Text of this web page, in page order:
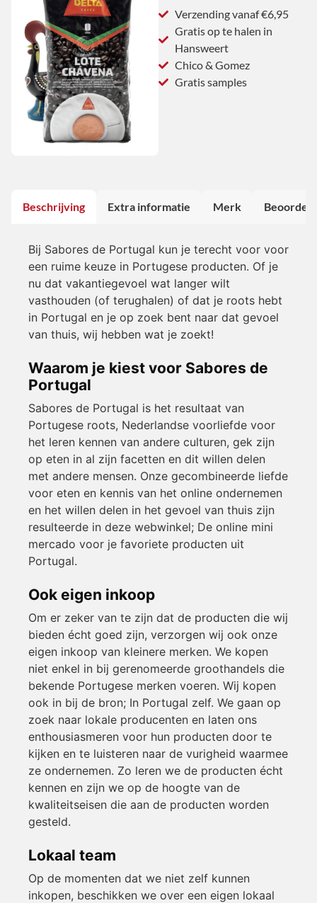
Verzending vanaf €6,95
Gratis op te halen in
Hansweert
Chico & Gomez
Gratis samples
Beschrijving Extra informatie Merk
Bij Sabores de Portugal kun je terecht voor voor
een ruime keuze in Portugese producten. Of je
nu dat vakantiegevoel wat langer wilt
vasthouden (of terughalen) of dat je roots hebt
in Portugal en je op zoek bent naar dat gevoel
van thuis, wij hebben wat je zoekt!
Waarom je kiest voor Sabores de
Portugal
Sabores de Portugal is het resultaat van
Portugese roots, Nederlandse voorliefde voor
het leren kennen van andere culturen, gek zijn
op eten in al zijn facetten en dit willen delen
met andere mensen. Onze gecombineerde liefde
voor eten en kennis van het online ondernemen
en het willen delen in het gevoel van thuis zijn
resulteerde in deze webwinkel; De online mini
mercado voor je favoriete producten uit
Portugal.
Ook eigen inkoop
Om er zeker van te zijn dat de producten die wij
bieden écht goed zijn, verzorgen wij ook onze
eigen inkoop van kleinere merken. We kopen
niet enkel in bij gerenomeerde groothandels die
bekende Portugese merken voeren. Wij kopen
ook in bij de bron; In Portugal zelf. We gaan op
zoek naar lokale producenten en laten ons
enthousiasmeren voor hun producten door te
kijken en te luisteren naar de vurigheid waarmee
ze ondernemen. Zo leren we de producten écht
kennen en zijn we op de hoogte van de
kwaliteitseisen die aan de producten worden
gesteld.
Lokaal team
Op de momenten dat we niet zelf kunnen
inkopen, beschikken we over een eigen lokaal